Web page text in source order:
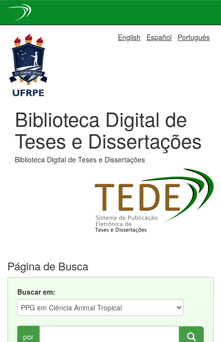
navigation
English Español Português
Biblioteca Digital de
Teses e Dissertações
Biblioteca Digital de Teses e Dissertações
Página de Busca
Buscar em:
por